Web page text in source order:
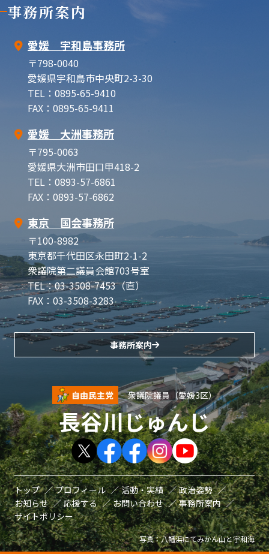
事務所案内
愛媛 宇和島事務所
〒798-0040
愛媛県宇和島市中央町2-3-30
TEL：0895-65-9410
FAX：0895-65-9411
愛媛 大洲事務所
〒795-0063
愛媛県大洲市田口甲418-2
TEL：0893-57-6861
FAX：0893-57-6862
東京 国会事務所
〒100-8982
東京都千代田区永田町2-1-2
衆議院第二議員会館703号室
TEL：03-3508-7453（直）
FAX：03-3508-3283
事務所案内
自由民主党 衆議院議員（愛媛3区）
長谷川じゅんじ
トップ プロフィール 活動・実績
政治姿勢
お知らせ
応援する お問い合わせ
事務所案内
サイトポリシー
写真：八幡浜にてみかん山と宇和海